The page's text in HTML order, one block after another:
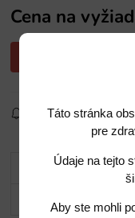
Táto stránka
pre
Údaje na tejto
Aby ste mohli
Cena na
Sledovať produkt